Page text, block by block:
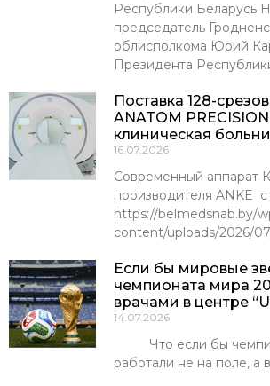
Республики Беларусь
председатель
облисполкома Юрий
Президента
Поставка 128-
ANATOM
клиническая
16.07.2026
Современный аппарат
производителя ANKE
https://belmedsnab.by/
content/uploads/2026/
Если бы мировые
чемпионата мира
врачами в центре
14.07.2026
Что если бы
работали не на поле, а